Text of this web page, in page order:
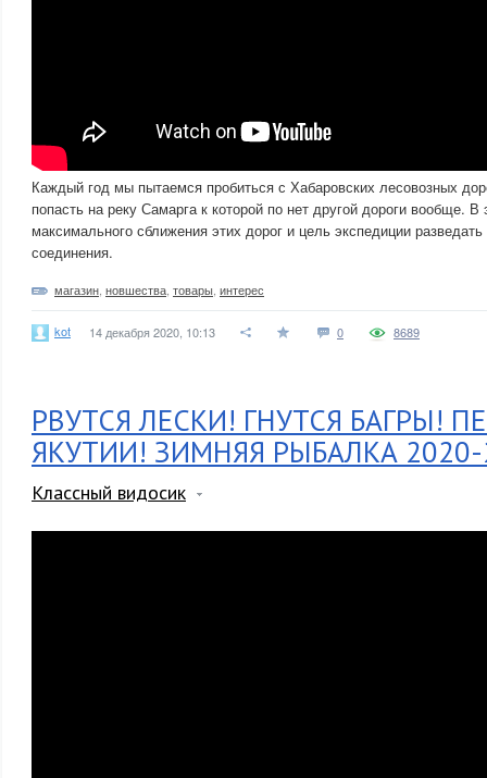
Каждый год мы пытаемся пробиться с Хабаровских лесовозных
попасть на реку Самарга к которой по нет другой дороги вообще.
максимального сближения этих дорог и цель экспедиции
соединения.
магазин новшества товары интерес
kot 14 декабря 2020, 10:13 0 8689
РВУТСЯ ЛЕСКИ! ГНУТСЯ БАГРЫ!
ЯКУТИИ! ЗИМНЯЯ РЫБАЛКА 2020-
Классный видосик